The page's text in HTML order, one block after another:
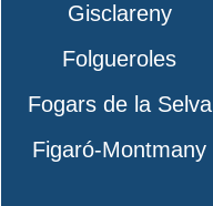
Gisclareny
Folgueroles
Fogars de la Selva
Figaró-Montmany